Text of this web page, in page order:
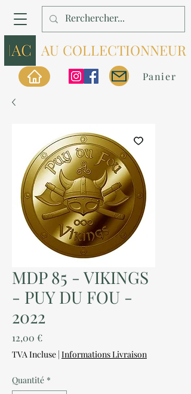
AU COLLECTIONNEUR
Panier
MDP 85 - VIKINGS
- PUY DU FOU -
2022
12,00 €Prix
TVA Incluse | Informations Livraison
Quantité *